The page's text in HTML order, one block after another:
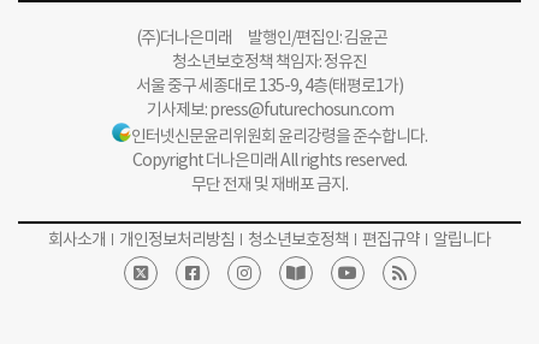
(주)더나은미래 발행인/편집인: 김윤곤
청소년보호정책 책임자: 정유진
서울 중구 세종대로 135-9, 4층(태평로1가)
기사제보:press@futurechosun.com
인터넷신문윤리위원회 윤리강령을 준수합니다.
Copyright 더나은미래 All rights reserved.
무단 전재 및 재배포 금지.
회사소개 개인정보처리방침 청소년보호정책 편집규약 알립니다